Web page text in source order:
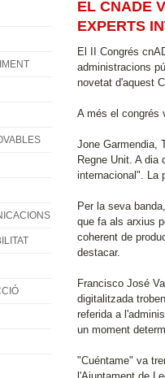
‎EL CNADE
EXPERTS
El II Congrés
administracions
novetat d'aquest
A més el congrés
Jone Garmendia,
Regne Unit. A
internacional". La
Per la seva
que fa als arxius
coherent de
destacar.
Francisco José
digitalitzada
referida a
un moment
"Cuéntame" va